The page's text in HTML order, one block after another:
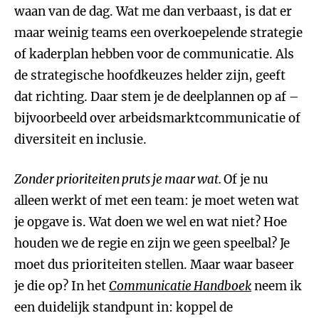
waan van de dag. Wat me dan verbaast, is dat er
maar weinig teams een overkoepelende strategie
of kaderplan hebben voor de communicatie. Als
de strategische hoofdkeuzes helder zijn, geeft
dat richting. Daar stem je de deelplannen op af –
bijvoorbeeld over arbeidsmarktcommunicatie of
diversiteit en inclusie.
Zonder prioriteiten pruts je maar wat.Of je nu
alleen werkt of met een team: je moet weten wat
je opgave is. Wat doen we wel en wat niet? Hoe
houden we de regie en zijn we geen speelbal? Je
moet dus prioriteiten stellen. Maar waar baseer
je die op? In hetCommunicatie Handboekneem ik
een duidelijk standpunt in: koppel de